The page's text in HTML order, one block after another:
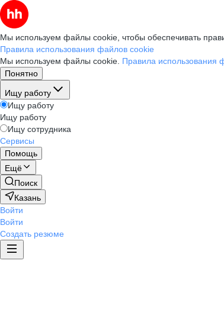
Мы используем файлы cookie, чтобы обеспечивать
Правила использования файлов cookie
Мы используем файлы cookie. Правила использования
Понятно
Ищу работу
Ищу работу
Ищу работу
Ищу сотрудника
Сервисы
Помощь
Ещё
Поиск
Казань
Войти
Войти
Создать резюме